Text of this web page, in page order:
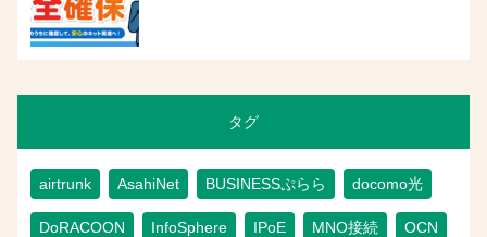
タグ
airtrunk AsahiNet BUSINESSぷらら docomo光
DoRACOON InfoSphere IPoE MNO接続 OCN